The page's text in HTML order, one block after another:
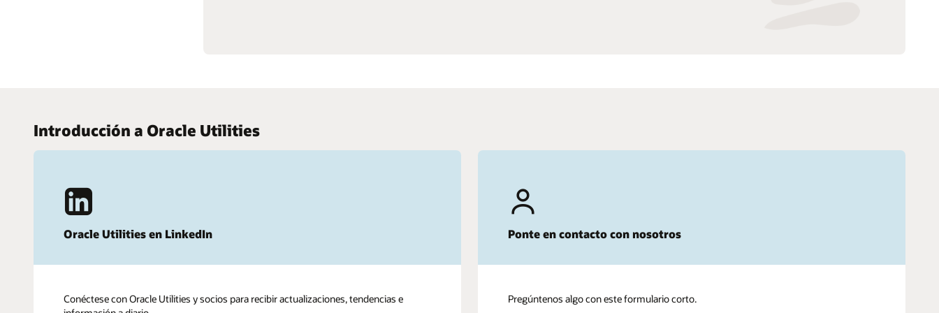
Introducción a Oracle Utilities
Oracle Utilities en LinkedIn
Conéctese con Oracle Utilities y socios para recibir actualizaciones, tendencias e
Ponte en contacto con nosotros
Pregúntenos algo con este formulario corto.